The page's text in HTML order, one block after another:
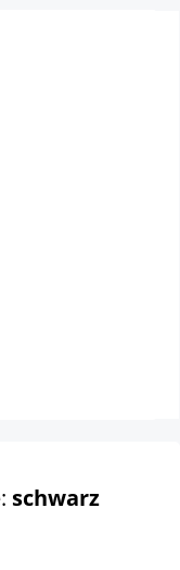
schwarz